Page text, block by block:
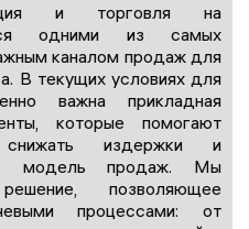
и торговля на
одними из самых
каналом продаж для
В текущих условиях для
важна прикладная
которые помогают
снижать издержки и
модель продаж. Мы
позволяющее
процессами: от